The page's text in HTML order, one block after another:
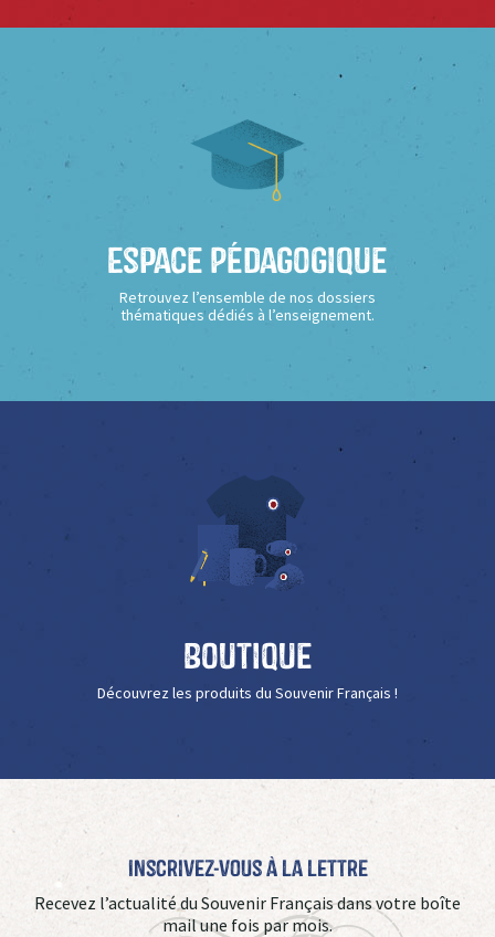
Espace Pédagogique
Retrouvez l’ensemble de nos dossiers
thématiques dédiés à l’enseignement.
Boutique
Découvrez les produits du Souvenir Français !
Inscrivez-vous à La Lettre
Recevez l’actualité du Souvenir Français dans votre boîte
mail une fois par mois.